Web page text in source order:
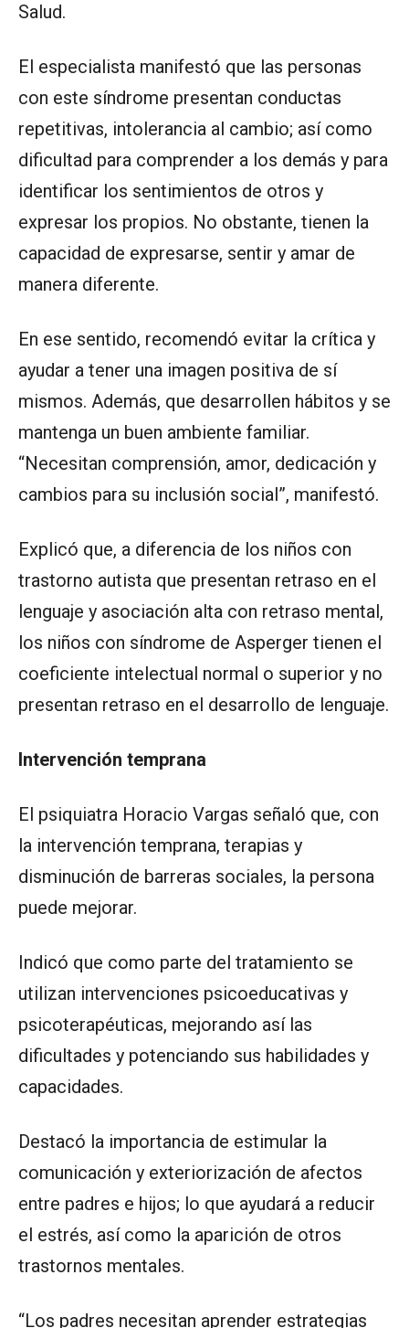
Salud.
El especialista manifestó que las personas
con este síndrome presentan conductas
repetitivas, intolerancia al cambio; así como
dificultad para comprender a los demás y para
identificar los sentimientos de otros y
expresar los propios. No obstante, tienen la
capacidad de expresarse, sentir y amar de
manera diferente.
En ese sentido, recomendó evitar la crítica y
ayudar a tener una imagen positiva de sí
mismos. Además, que desarrollen hábitos y se
mantenga un buen ambiente familiar.
“Necesitan comprensión, amor, dedicación y
cambios para su inclusión social”, manifestó.
Explicó que, a diferencia de los niños con
trastorno autista que presentan retraso en el
lenguaje y asociación alta con retraso mental,
los niños con síndrome de Asperger tienen el
coeficiente intelectual normal o superior y no
presentan retraso en el desarrollo de lenguaje.
Intervención temprana
El psiquiatra Horacio Vargas señaló que, con
la intervención temprana, terapias y
disminución de barreras sociales, la persona
puede mejorar.
Indicó que como parte del tratamiento se
utilizan intervenciones psicoeducativas y
psicoterapéuticas, mejorando así las
dificultades y potenciando sus habilidades y
capacidades.
Destacó la importancia de estimular la
comunicación y exteriorización de afectos
entre padres e hijos; lo que ayudará a reducir
el estrés, así como la aparición de otros
trastornos mentales.
“Los padres necesitan aprender estrategias